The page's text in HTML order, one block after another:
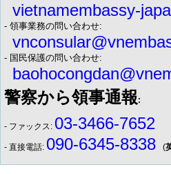
vietnamembassy-
- 領事業務の問い合わせ:
- 国民保護の問い合わせ:
警察から領事通報:
- ファックス: 03-3466-7652
- 直接電話: 090-6345-8338 (